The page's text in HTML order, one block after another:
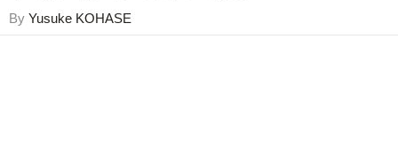
By Yusuke KOHASE